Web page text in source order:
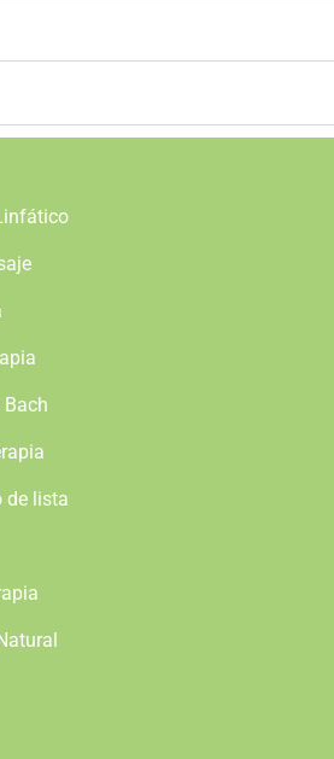
Bach
de lista